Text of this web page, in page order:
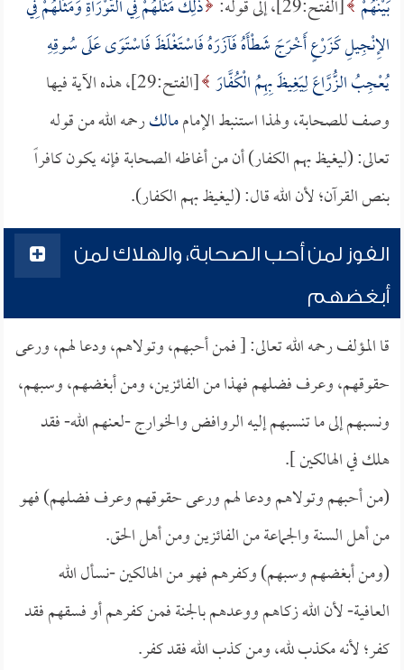
بَيْنَهُمْ [الفتح:29]، إلى قوله:
ذَلِكَ مَثَلُهُمْ فِي التَّوْرَاةِ وَمَثَلُهُمْ فِي
الإِنْجِيلِ كَزَرْعٍ أَخْرَجَ شَطْأَهُ فَآزَرَهُ فَاسْتَغْلَظَ فَاسْتَوَى عَلَى سُوقِهِ
يُعْجِبُ الزُّرَّاعَ لِيَغِيظَ بِهِمُ الْكُفَّارَ
[الفتح:29]، هذه الآية فيها
وصف للصحابة، ولهذا استنبط الإماممالكرحمه الله من قوله
تعالى: (ليغيظ بهم الكفار) أن من أغاظه الصحابة فإنه يكون كافراً
بنص القرآن؛ لأن الله قال: (ليغيظ بهم الكفار).
الفوز لمن أحب الصحابة، والهلاك لمن
أبغضهم
قا المؤلف رحمه الله تعالى: [ فمن أحبهم، وتولاهم، ودعا لهم، ورعى
حقوقهم، وعرف فضلهم فهذا من الفائزين، ومن أبغضهم، وسبهم،
ونسبهم إلى ما تنسبهم إليه الروافض والخوارج -لعنهم الله- فقد
هلك في الهالكين ].
(من أحبهم وتولاهم ودعا لهم ورعى حقوقهم وعرف فضلهم) فهو
من أهل السنة والجماعة من الفائزين ومن أهل الحق.
(ومن أبغضهم وسبهم) وكفرهم فهو من الهالكين -نسأل الله
العافية- لأن الله زكاهم ووعدهم بالجنة فمن كفرهم أو فسقهم فقد
كفر؛ لأنه مكذب لله، ومن كذب الله فقد كفر.